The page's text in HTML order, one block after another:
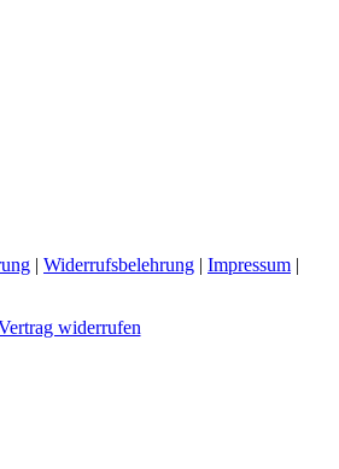
| Widerrufsbelehrung | Impressum |
widerrufen